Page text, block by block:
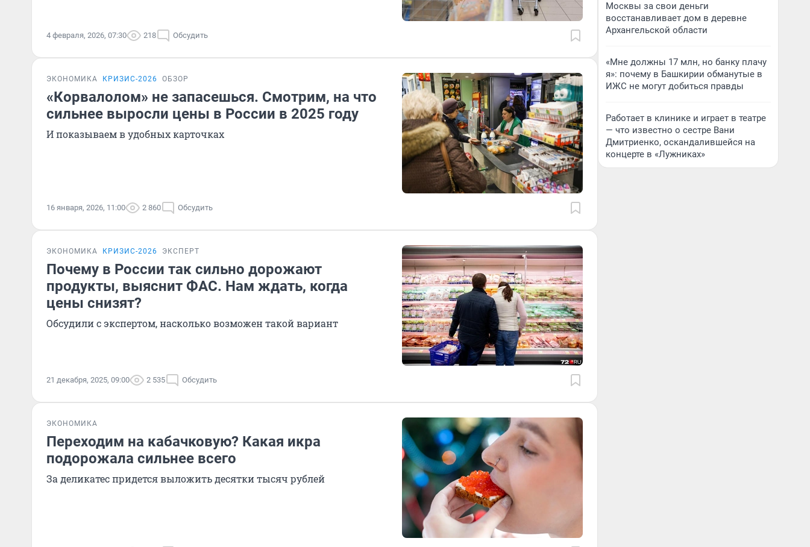
4 февраля, 2026, 07:30 218 Обсудить
ЭКОНОМИКА КРИЗИС-2026 ОБЗОР
«Корвалолом» не запасешься. Смотрим, на что
сильнее выросли цены в России в 2025 году
И показываем в удобных карточках
16 января, 2026, 11:00 2 860 Обсудить
ЭКОНОМИКА КРИЗИС-2026 ЭКСПЕРТ
Почему в России так сильно дорожают
продукты, выяснит ФАС. Нам ждать, когда
цены снизят?
Обсудили с экспертом, насколько возможен такой вариант
21 декабря, 2025, 09:00 2 535 Обсудить
ЭКОНОМИКА
Переходим на кабачковую? Какая икра
подорожала сильнее всего
За деликатес придется выложить десятки тысяч рублей
Москвы за свои деньги
восстанавливает дом в деревне
Архангельской области
«Мне должны 17 млн, но банку плачу
я»: почему в Башкирии обманутые в
ИЖС не могут добиться правды
Работает в клинике и играет в театре
— что известно о сестре Вани
Дмитриенко, оскандалившейся на
концерте в «Лужниках»